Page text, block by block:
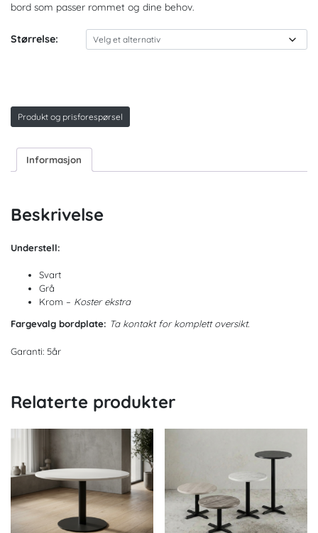
bord som passer rommet og dine behov.
Størrelse:
Produkt og prisforespørsel
Informasjon
Beskrivelse
Understell:
Svart
Grå
Krom – Koster ekstra
Fargevalg bordplate: Ta kontakt for komplett oversikt.
Garanti: 5år
Relaterte produkter